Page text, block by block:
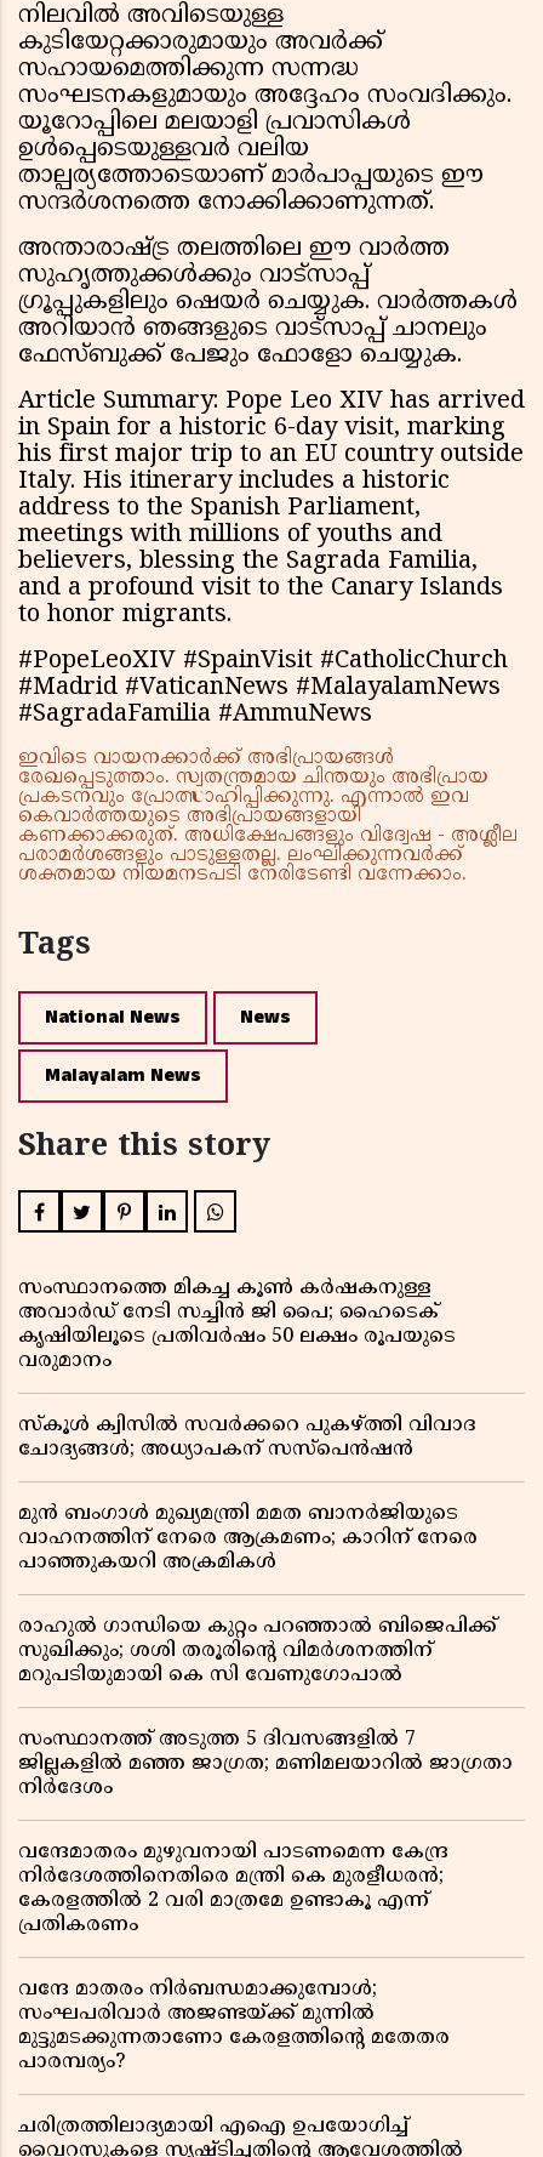
നിലവിൽ അവിടെയുള്ള
കുടിയേറ്റക്കാരുമായും അവർക്ക്
സഹായമെത്തിക്കുന്ന സന്നദ്ധ
സംഘടനകളുമായും അദ്ദേഹം സംവദിക്കും.
യൂറോപ്പിലെ മലയാളി പ്രവാസികൾ
ഉൾപ്പെടെയുള്ളവർ വലിയ
താല്പര്യത്തോടെയാണ് മാർപാപ്പയുടെ ഈ
സന്ദർശനത്തെ നോക്കിക്കാണുന്നത്.
അന്താരാഷ്ട്ര തലത്തിലെ ഈ വാർത്ത
സുഹൃത്തുക്കൾക്കും വാട്സാപ്പ്
ഗ്രൂപ്പുകളിലും ഷെയർ ചെയ്യുക. വാർത്തകൾ
അറിയാൻ ഞങ്ങളുടെ വാട്സാപ്പ് ചാനലും
ഫേസ്ബുക്ക് പേജും ഫോളോ ചെയ്യുക.
Article Summary: Pope Leo XIV has arrived
in Spain for a historic 6-day visit, marking
his first major trip to an EU country outside
Italy. His itinerary includes a historic
address to the Spanish Parliament,
meetings with millions of youths and
believers, blessing the Sagrada Familia,
and a profound visit to the Canary Islands
to honor migrants.
#PopeLeoXIV #SpainVisit #CatholicChurch
#Madrid #VaticanNews #MalayalamNews
#SagradaFamilia #AmmuNews
ഇവിടെ വായനക്കാർക്ക് അഭിപ്രായങ്ങൾ
രേഖപ്പെടുത്താം. സ്വതന്ത്രമായ ചിന്തയും അഭിപ്രായ
പ്രകടനവും പ്രോത്സാഹിപ്പിക്കുന്നു. എന്നാൽ ഇവ
കെവാർത്തയുടെ അഭിപ്രായങ്ങളായി
കണക്കാക്കരുത്. അധിക്ഷേപങ്ങളും വിദ്വേഷ - അശ്ലീല
പരാമർശങ്ങളും പാടുള്ളതല്ല. ലംഘിക്കുന്നവർക്ക്
ശക്തമായ നിയമനടപടി നേരിടേണ്ടി വന്നേക്കാം.
Tags
National News News
Malayalam News
Share this story
സംസ്ഥാനത്തെ മികച്ച കൂൺ കർഷകനുള്ള
അവാർഡ് നേടി സച്ചിൻ ജി പൈ; ഹൈടെക്
കൃഷിയിലൂടെ പ്രതിവർഷം 50 ലക്ഷം രൂപയുടെ
വരുമാനം
സ്കൂൾ ക്വിസിൽ സവർക്കറെ പുകഴ്ത്തി വിവാദ
ചോദ്യങ്ങൾ; അധ്യാപകന് സസ്പെൻഷൻ
മുൻ ബംഗാൾ മുഖ്യമന്ത്രി മമത ബാനർജിയുടെ
വാഹനത്തിന് നേരെ ആക്രമണം; കാറിന് നേരെ
പാഞ്ഞുകയറി അക്രമികൾ
രാഹുൽ ഗാന്ധിയെ കുറ്റം പറഞ്ഞാൽ ബിജെപിക്ക്
സുഖിക്കും; ശശി തരൂരിന്റെ വിമർശനത്തിന്
മറുപടിയുമായി കെ സി വേണുഗോപാൽ
സംസ്ഥാനത്ത് അടുത്ത 5 ദിവസങ്ങളിൽ 7
ജില്ലകളിൽ മഞ്ഞ ജാഗ്രത; മണിമലയാറിൽ ജാഗ്രതാ
നിർദേശം
വന്ദേമാതരം മുഴുവനായി പാടണമെന്ന കേന്ദ്ര
നിർദേശത്തിനെതിരെ മന്ത്രി കെ മുരളീധരൻ;
കേരളത്തിൽ 2 വരി മാത്രമേ ഉണ്ടാകൂ എന്ന്
പ്രതികരണം
വന്ദേ മാതരം നിർബന്ധമാക്കുമ്പോൾ;
സംഘപരിവാർ അജണ്ടയ്ക്ക് മുന്നിൽ
മുട്ടുമടക്കുന്നതാണോ കേരളത്തിന്റെ മതേതര
പാരമ്പര്യം?
ചരിത്രത്തിലാദ്യമായി എഐ ഉപയോഗിച്ച്
വൈറസുകളെ സൃഷ്ടിച്ചതിന്റെ ആവേശത്തിൽ